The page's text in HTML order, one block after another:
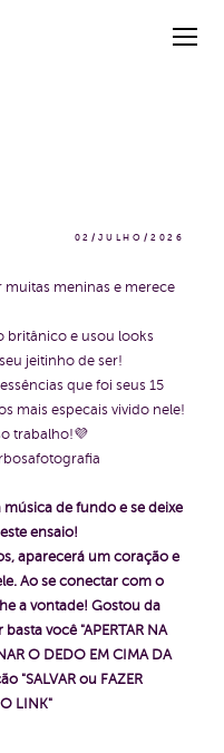
02/JULHO/2026
muitas meninas e merece
britânico e usou looks
jeitinho de ser!
que foi seus 15
mais especais vivido nele!
trabalho!💜
de fundo e se deixe
ensaio!
aparecerá um coração e
Ao se conectar com o
a vontade! Gostou da
você "APERTAR NA
O DEDO EM CIMA DA
"SALVAR ou FAZER
LINK"